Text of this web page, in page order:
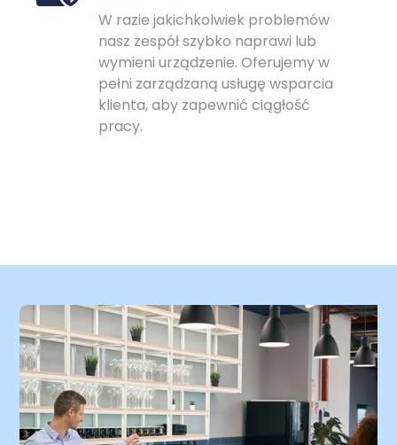
W razie jakichkolwiek problemów
nasz zespół szybko naprawi lub
wymieni urządzenie. Oferujemy w
pełni zarządzaną usługę wsparcia
klienta, aby zapewnić ciągłość
pracy.